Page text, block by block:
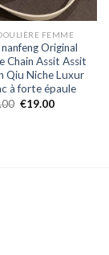
FEMME
nanfeng Original
Chain Assit Assit
Qiu Niche Luxur
à forte épaule
€19.00